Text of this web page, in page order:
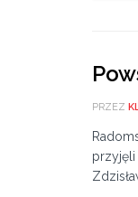
PRZEZ
przyjęli